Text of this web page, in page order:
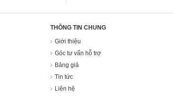
THÔNG TIN CHUNG
Giới thiệu
Góc tư vấn hỗ trợ
Bảng giá
Tin tức
Liên hệ